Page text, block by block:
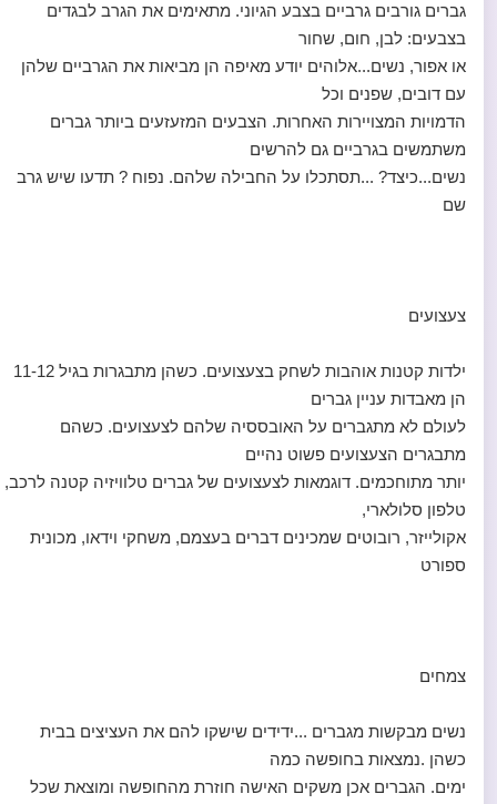
גברים גורבים גרביים בצבע הגיוני. מתאימים את הגרב לבגדים
בצבעים: לבן, חום, שחור
או אפור, נשים...אלוהים יודע מאיפה הן מביאות את הגרביים שלהן
עם דובים, שפנים וכל
הדמויות המצויירות האחרות. הצבעים המזעזעים ביותר גברים
משתמשים בגרביים גם להרשים
נשים...כיצד? ...תסתכלו על החבילה שלהם. נפוח ? תדעו שיש גרב
שם
צעצועים
ילדות קטנות אוהבות לשחק בצעצועים. כשהן מתבגרות בגיל 11-12
הן מאבדות עניין גברים
לעולם לא מתגברים על האובססיה שלהם לצעצועים. כשהם
מתבגרים הצעצועים פשוט נהיים
יותר מתוחכמים. דוגמאות לצעצועים של גברים טלוויזיה קטנה לרכב,
טלפון סלולארי,
אקולייזר, רובוטים שמכינים דברים בעצמם, משחקי וידאו, מכונית
ספורט
צמחים
נשים מבקשות מגברים ...ידידים שישקו להם את העציצים בבית
כשהן .נמצאות בחופשה כמה
ימים. הגברים אכן משקים האישה חוזרת מהחופשה ומוצאת שכל